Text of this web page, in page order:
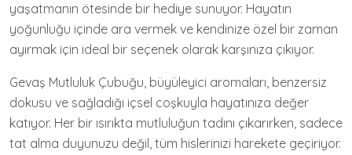
yaşatmanın ötesinde bir hediye sunuyor. Hayatın
yoğunluğu içinde ara vermek ve kendinize özel bir zaman
ayırmak için ideal bir seçenek olarak karşınıza çıkıyor.
Gevaş Mutluluk Çubuğu, büyüleyici aromaları, benzersiz
dokusu ve sağladığı içsel coşkuyla hayatınıza değer
katıyor. Her bir ısırıkta mutluluğun tadını çıkarırken, sadece
tat alma duyunuzu değil, tüm hislerinizi harekete geçiriyor.